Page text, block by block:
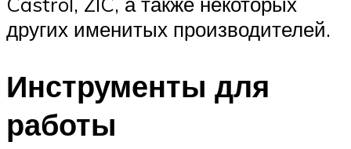
других именитых производителей.
Инструменты для
работы